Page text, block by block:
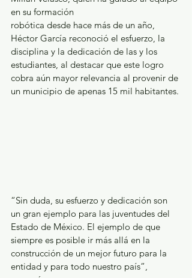
en su formación
robótica desde hace más de un año,
Héctor García reconoció el esfuerzo, la
disciplina y la dedicación de las y los
estudiantes, al destacar que este logro
cobra aún mayor relevancia al provenir de
un municipio de apenas 15 mil habitantes.
“Sin duda, su esfuerzo y dedicación son
un gran ejemplo para las juventudes del
Estado de México. El ejemplo de que
siempre es posible ir más allá en la
construcción de un mejor futuro para la
entidad y para todo nuestro país”,